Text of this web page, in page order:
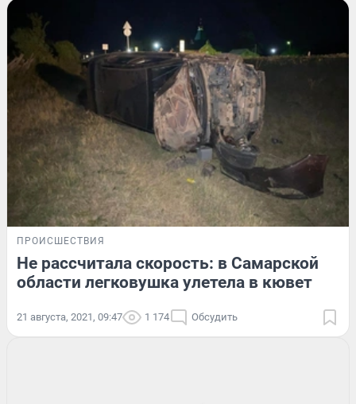
ПРОИСШЕСТВИЯ
Не рассчитала скорость: в Самарской
области легковушка улетела в кювет
21 августа, 2021, 09:47 1 174 Обсудить